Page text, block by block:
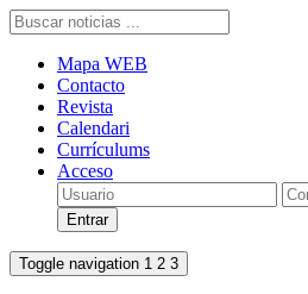
Mapa WEB
Contacto
Revista
Calendari
Currículums
Acceso
Toggle navigation 1 2 3